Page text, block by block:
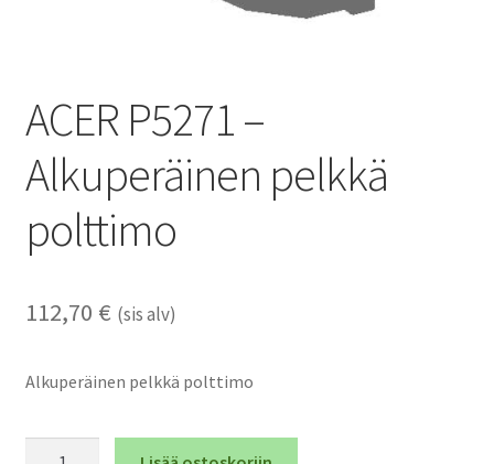
ACER P5271 –
Alkuperäinen pelkkä
polttimo
112,70 € (sis alv)
Alkuperäinen pelkkä polttimo